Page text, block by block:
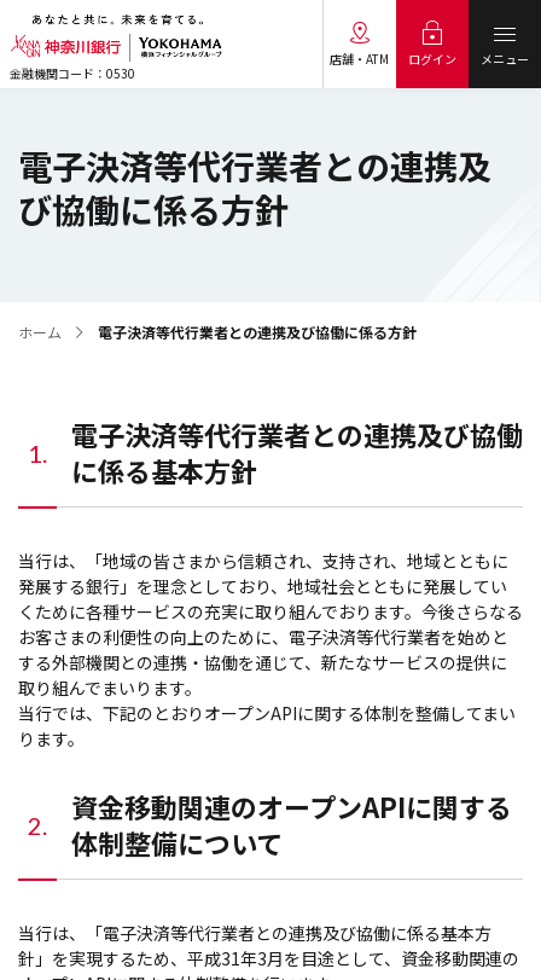
金融機関コード：0530
店舗・ATM ログイン メニュー
電子決済等代行業者との連携及
び協働に係る方針
ホーム 電子決済等代行業者との連携及び協働に係る方針
1.
電子決済等代行業者との連携及び協働
に係る基本方針
当行は、「地域の皆さまから信頼され、支持され、地域とともに
発展する銀行」を理念としており、地域社会とともに発展してい
くために各種サービスの充実に取り組んでおります。今後さらなる
お客さまの利便性の向上のために、電子決済等代行業者を始めと
する外部機関との連携・協働を通じて、新たなサービスの提供に
取り組んでまいります。
当行では、下記のとおりオープンAPIに関する体制を整備してまい
ります。
2.
資金移動関連のオープンAPIに関する
体制整備について
当行は、「電子決済等代行業者との連携及び協働に係る基本方
針」を実現するため、平成31年3月を目途として、資金移動関連の